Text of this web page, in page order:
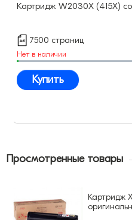
Картридж W2030X (415X)
7500 страниц
Нет в наличии
Купить
Просмотренные товары
Картридж